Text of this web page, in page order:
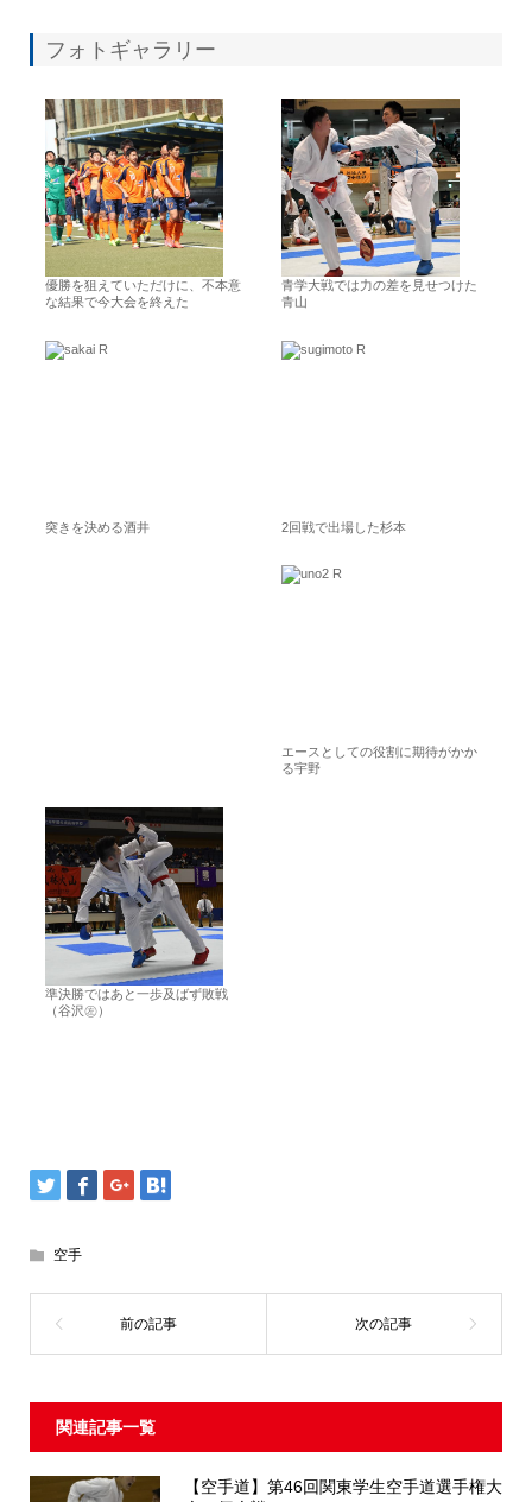
フォトギャラリー
優勝を狙えていただけに、不本意
な結果で今大会を終えた
青学大戦では力の差を見せつけた
青山
突きを決める酒井 2回戦で出場した杉本
エースとしての役割に期待がかか
る宇野
準決勝ではあと一歩及ばず敗戦
（谷沢㊧）
空手
関連記事一覧
【空手道】第46回関東学生空手道選手権大